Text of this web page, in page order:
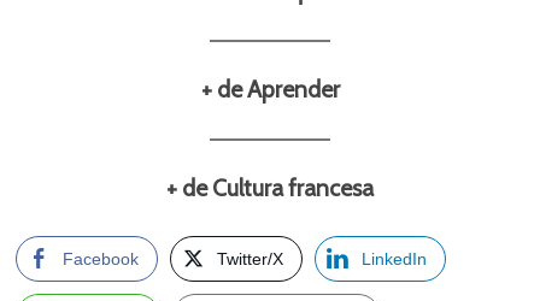
+ de Aprender
+ de Cultura francesa
Facebook Twitter/X LinkedIn